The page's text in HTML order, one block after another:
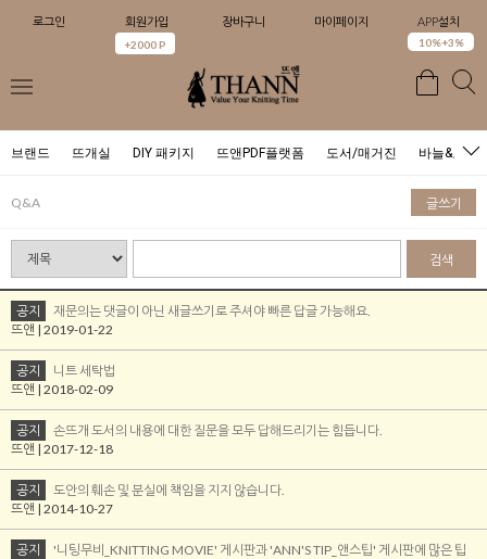
로그인 회원가입
+2000 P
장바구니 마이페이지 APP설치
10%+3%
브랜드 뜨개실 DIY 패키지 뜨앤PDF플랫폼 도서/매거진 바늘&도구
Q&A 글쓰기
검색
공지
재문의는 댓글이 아닌 새글쓰기로 주셔야 빠른 답글 가능해요.
뜨앤 | 2019-01-22
공지
니트 세탁법
뜨앤 | 2018-02-09
공지
손뜨개 도서의 내용에 대한 질문을 모두 답해드리기는 힘듭니다.
뜨앤 | 2017-12-18
공지
도안의 훼손 및 분실에 책임을 지지 않습니다.
뜨앤 | 2014-10-27
공지
'니팅무비_KNITTING MOVIE' 게시판과 'ANN'S TIP_앤스팁' 게시판에 많은 팁